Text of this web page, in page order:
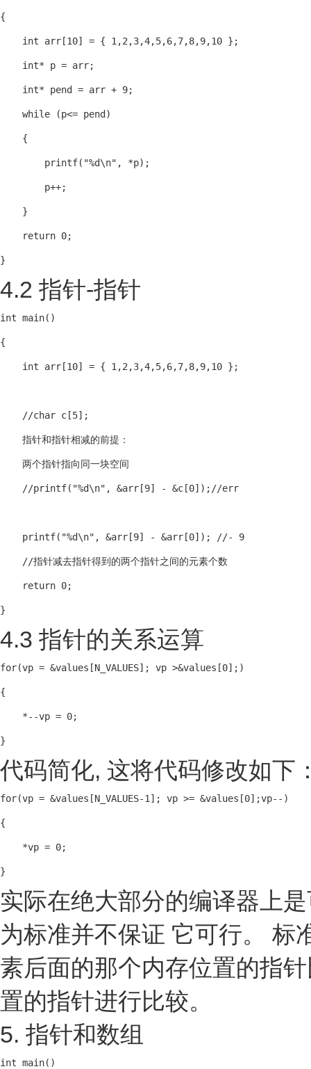
{
    int arr[10] = { 1,2,3,4,5,6,7,8,9,10 };
    int* p = arr;
    int* pend = arr + 9;
    while (p<= pend)
    {
        printf("%d\n", *p);
        p++;
    }
    return 0;
}
4.2 指针-指针
int main()
{
    int arr[10] = { 1,2,3,4,5,6,7,8,9,10 };
    //char c[5];
    指针和指针相减的前提：
    两个指针指向同一块空间
    //printf("%d\n", &arr[9] - &c[0]);//err
    printf("%d\n", &arr[9] - &arr[0]); //- 9
    //指针减去指针得到的两个指针之间的元素个数
    return 0;
}
4.3 指针的关系运算
for(vp = &values[N_VALUES]; vp >&values[0];)
{
    *--vp = 0;
}
代码简化, 这将代码修改如下
for(vp = &values[N_VALUES-1]; vp >= &values[0];vp--)
{
    *vp = 0;
}
实际在绝大部分的编译器上
为标准并不保证 它可行。 标
素后面的那个内存位置的指
置的指针进行比较。
5. 指针和数组
int main()